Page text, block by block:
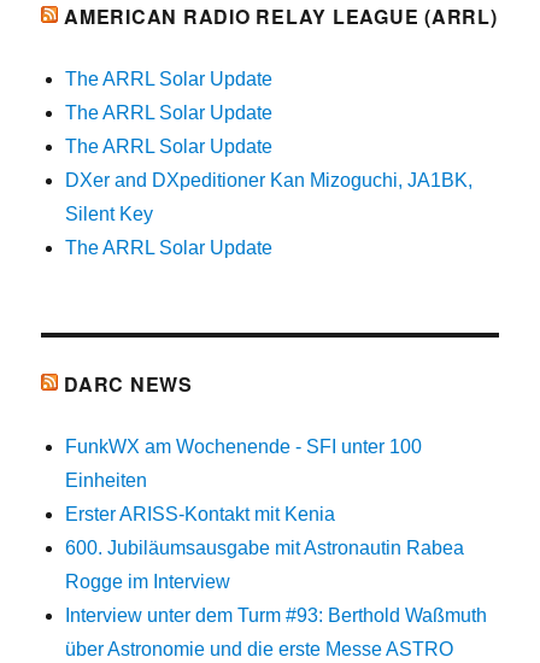
AMERICAN RADIO RELAY LEAGUE (ARRL)
The ARRL Solar Update
The ARRL Solar Update
The ARRL Solar Update
DXer and DXpeditioner Kan Mizoguchi, JA1BK,
Silent Key
The ARRL Solar Update
DARC NEWS
FunkWX am Wochenende - SFI unter 100
Einheiten
Erster ARISS-Kontakt mit Kenia
600. Jubiläumsausgabe mit Astronautin Rabea
Rogge im Interview
Interview unter dem Turm #93: Berthold Waßmuth
über Astronomie und die erste Messe ASTRO